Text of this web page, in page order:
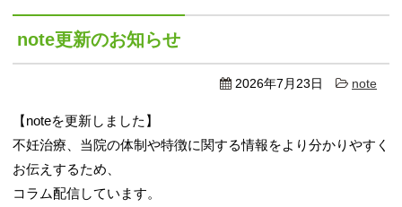
note更新のお知らせ
2026年7月23日 note
【noteを更新しました】
不妊治療、当院の体制や特徴に関する情報をより分かりやすく
お伝えするため、
コラム配信しています。